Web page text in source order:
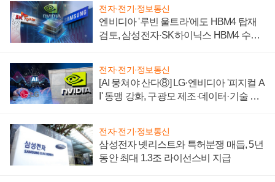
전자·전기·정보통신
엔비디아 '루빈 울트라'에도 HBM4 탑재
검토, 삼성전자·SK하이닉스 HBM4 수율
전자·전기·정보통신
[AI 뭉쳐야 산다⑧] LG·엔비디아 '피지컬 A
I' 동맹 강화, 구광모 제조·데이터·기술 결
전자·전기·정보통신
삼성전자 넷리스트와 특허분쟁 매듭, 5년
동안 최대 1.3조 라이선스비 지급